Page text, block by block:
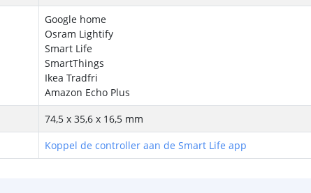
Google home
Osram Lightify
Smart Life
SmartThings
Ikea Tradfri
Amazon Echo Plus
74,5 x 35,6 x 16,5 mm
Koppel de controller aan de Smart Life app